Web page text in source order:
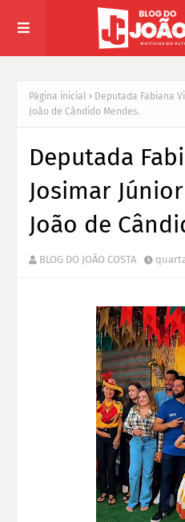
Página inicial
Deputada Fabiana
João de Cândido Mendes.
Deputada
Josimar
João de
BLOG DO JOÃO COSTA